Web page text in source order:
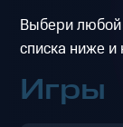
Выбери любой
списка ниже и
Игры